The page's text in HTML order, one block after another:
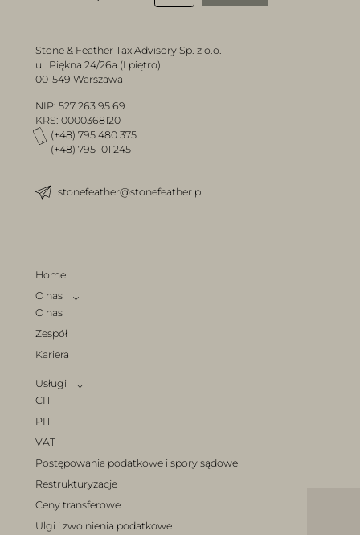
Stone & Feather Tax Advisory Sp. z o.o.
ul. Piękna 24/26a (I piętro)
00-549 Warszawa
NIP: 527 263 95 69
KRS: 0000368120
(+48) 795 480 375
(+48) 795 101 245
stonefeather@stonefeather.pl
Home
O nas
O nas
Zespół
Kariera
Usługi
CIT
PIT
VAT
Postępowania podatkowe i spory sądowe
Restrukturyzacje
Ceny transferowe
Ulgi i zwolnienia podatkowe